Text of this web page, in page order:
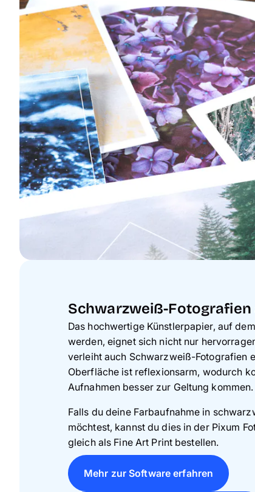
Schwarzweiß-
Das hochwertige Künstlerpapier, auf
werden, eignet sich nicht nur
verleiht auch Schwarzweiß-Fotografien
Oberfläche ist reflexionsarm, wodurch
Aufnahmen besser zur Geltung kommen.
Falls du deine Farbaufnahme in
möchtest, kannst du dies in der Pixum
gleich als Fine Art Print bestellen.
Mehr zur Software erfahren